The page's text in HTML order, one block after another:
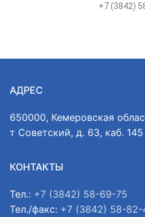
+7 (3842)
АДРЕС
650000, Кемеровская
т Советский, д. 63, каб. 145
КОНТАКТЫ
Тел.: +7 (3842) 58-69-75
Тел./факс: +7 (3842) 58-82-